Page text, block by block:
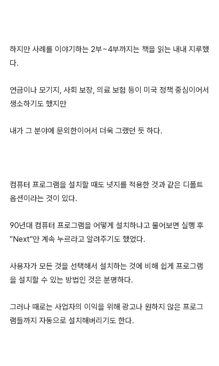
하지만 사례를 이야기하는 2부~4부까지는 책을 읽는 내내 지루했
다.
연금이나 모기지, 사회 보장, 의료 보험 등이 미국 정책 중심이어서
생소하기도 했지만
내가 그 분야에 문외한이어서 더욱 그랬던 듯 하다.
컴퓨터 프로그램을 설치할 때도 넛지를 적용한 것과 같은 디폴트
옵션이라는 것이 있다.
90년대 컴퓨터 프로그램을 어떻게 설치하냐고 물어보면 실행 후
"Next"만 계속 누르라고 알려주기도 했었다.
사용자가 모든 것을 선택해서 설치하는 것에 비해 쉽게 프로그램
을 설치할 수 있는 방법인 것은 분명하다.
그러나 때로는 사업자의 이익을 위해 광고나 원하지 않은 프로그
램들까지 자동으로 설치해버리기도 한다.